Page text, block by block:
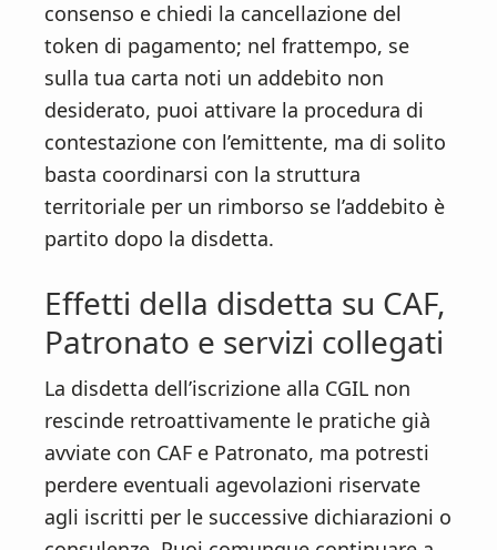
consenso e chiedi la cancellazione del
token di pagamento; nel frattempo, se
sulla tua carta noti un addebito non
desiderato, puoi attivare la procedura di
contestazione con l’emittente, ma di solito
basta coordinarsi con la struttura
territoriale per un rimborso se l’addebito è
partito dopo la disdetta.
Effetti della disdetta su CAF,
Patronato e servizi collegati
La disdetta dell’iscrizione alla CGIL non
rescinde retroattivamente le pratiche già
avviate con CAF e Patronato, ma potresti
perdere eventuali agevolazioni riservate
agli iscritti per le successive dichiarazioni o